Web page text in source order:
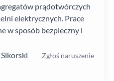
prądotwórczych
elektrycznych. Prace
w sposób bezpieczny i
stosowanychZgłoś naruszenie